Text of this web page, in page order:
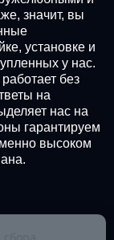
значит, вы
установке и
у нас.
без
на
нас на
гарантируем
высоком